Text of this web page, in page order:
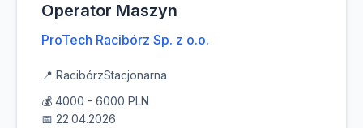
Operator Maszyn
ProTech Racibórz Sp. z o.o.
📍 RacibórzStacjonarna
💰 4000 - 6000 PLN
📅 22.04.2026